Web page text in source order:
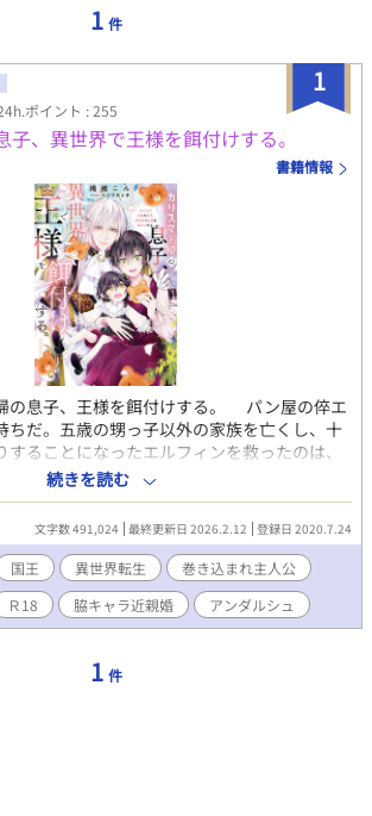
1 件
1
ポイント : 255
子、異世界で王様を餌付けする。
書籍情報
の息子、王様を餌付けする。 パン屋の倅エ
ちだ。五歳の甥っ子以外の家族を亡くし、十
ることになったエルフィンを救ったのは、
であった記憶だ。 人気ブロガーから人気U
チェンジした、ライフスタイルコーディネー
ントをした日々が、なんとかパン屋を持ち堪
な時、パン屋に押し入ってきた高貴な男
王宮に連行される。並居る偉い人の前で、
し胤であると告げられて、忙しいながらも穏
ってしまった。 甥っ子の異母兄である王様
ンを気に入って、やたらと手料理をねだって
を添付します。
続きを読む
文字数 491,024 最終更新日 2026.2.12 登録日 2020.7.24
国王 異世界転生
巻き込まれ主人公
Ｒ18 脇キャラ近親婚 アンダルシュ
1 件